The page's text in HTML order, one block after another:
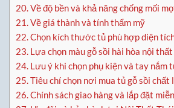
20.Về độ bền và khả năng chống mối
21.Về giá thành và tính thẩm mỹ
22.Chọn kích thước tủ phù hợp diện
23. Lựa chọn màu gỗ sồi hài hòa nội thất
24. Lưu ý khi chọn phụ kiện và tay nắm
25.Tiêu chí chọn nơi mua tủ gỗ sồi chất
26.Chính sách giao hàng và lắp đặt